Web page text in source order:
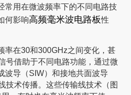
常用在微波频率下的不同电路技
何影响高频毫米波电路板性
率在30和300GHz之间变化，甚
号借助于不同电路功能，通过微
波导（SIW）和接地共面波导
技术传播。这些传输线技术（图